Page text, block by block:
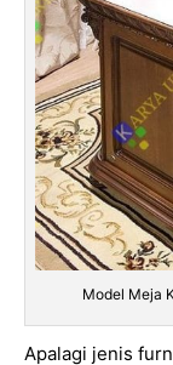
Model Meja
Apalagi jenis